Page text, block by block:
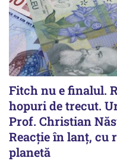
Fitch nu e finalul.
hopuri de trecut.
Prof. Christian
Reacție în lanț, cu
planetă